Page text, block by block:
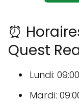
⏰
Quest
Lundi:
Mardi: